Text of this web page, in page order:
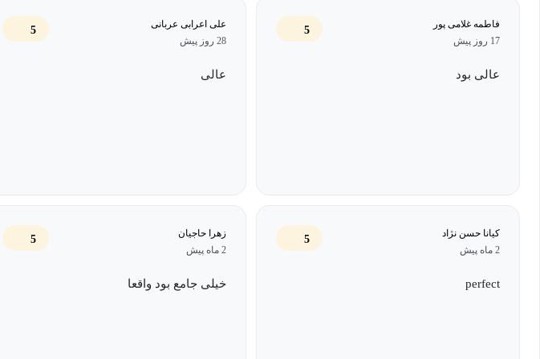
آموزش می‌دهند و برخی از بهترین ابزارها و منابع مورد استفاده در این زمینه را به شما معرفی می‌کنند. برای
گذراندن این دوره هیچ سابقه کاری‌ای لازم ندارید.
اهداف و مزایای قیف بازاریابی را شرح دهید.
فاطمه غلامی پور
17 روز پیش
5
عالی بود
علی اعرابی عربانی
28 روز پیش
5
عالی
کیانا حسن نژاد
2 ماه پیش
5
perfect
زهرا حاجیان
2 ماه پیش
5
خیلی جامع بود واقعا